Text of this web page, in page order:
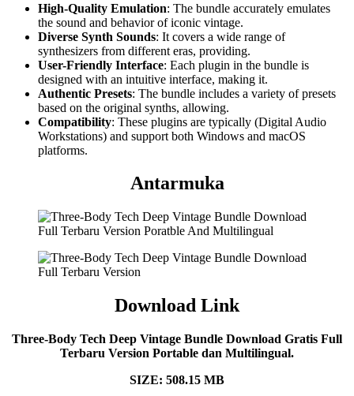
High-Quality Emulation: The bundle accurately emulates
the sound and behavior of iconic vintage.
Diverse Synth Sounds: It covers a wide range of
synthesizers from different eras, providing.
User-Friendly Interface: Each plugin in the bundle is
designed with an intuitive interface, making it.
Authentic Presets: The bundle includes a variety of presets
based on the original synths, allowing.
Compatibility: These plugins are typically (Digital Audio
Workstations) and support both Windows and macOS
platforms.
Antarmuka
Download Link
Three-Body Tech Deep Vintage Bundle Download Gratis Full
Terbaru Version Portable dan Multilingual.
SIZE: 508.15 MB